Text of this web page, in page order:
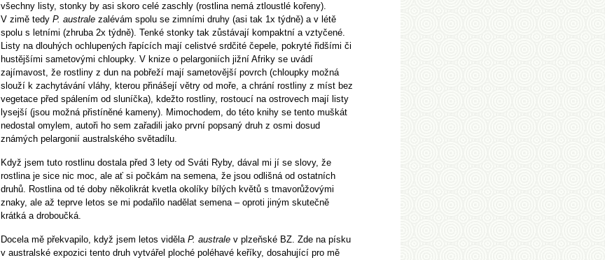
všechny listy, stonky by asi skoro celé zaschly (rostlina nemá ztloustlé kořeny).
V zimě tedy P. australe zalévám spolu se zimními druhy (asi tak 1x týdně) a v létě
spolu s letními (zhruba 2x týdně). Tenké stonky tak zůstávají kompaktní a vztyčené.
Listy na dlouhých ochlupených řapících mají celistvé srdčité čepele, pokryté řidšími či
hustějšími sametovými chloupky. V knize o pelargoniích jižní Afriky se uvádí
zajímavost, že rostliny z dun na pobřeží mají sametovější povrch (chloupky možná
slouží k zachytávání vláhy, kterou přinášejí větry od moře, a chrání rostliny z míst bez
vegetace před spálením od sluníčka), kdežto rostliny, rostoucí na ostrovech mají listy
lysejší (jsou možná přistíněné kameny). Mimochodem, do této knihy se tento muškát
nedostal omylem, autoři ho sem zařadili jako první popsaný druh z osmi dosud
známých pelargonií australského světadílu.
Když jsem tuto rostlinu dostala před 3 lety od Sváti Ryby, dával mi jí se slovy, že
rostlina je sice nic moc, ale ať si počkám na semena, že jsou odlišná od ostatních
druhů. Rostlina od té doby několikrát kvetla okolíky bílých květů s tmavorůžovými
znaky, ale až teprve letos se mi podařilo nadělat semena – oproti jiným skutečně
krátká a droboučká.
Docela mě překvapilo, když jsem letos viděla P. australe v plzeňské BZ. Zde na písku
v australské expozici tento druh vytvářel ploché poléhavé keříky, dosahující pro mě